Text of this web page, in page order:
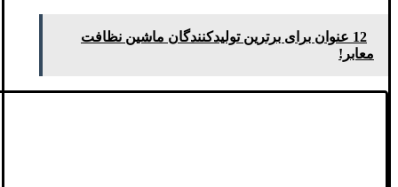
12 عنوان برای برترین تولیدکنندگان ماشین نظافت
معابر!